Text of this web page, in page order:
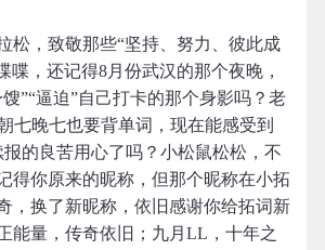
松，致敬那些“坚持、努力、彼此成
，还记得8月份武汉的那个夜晚，
”“逼迫”自己打卡的那个身影吗？老
七晚七也要背单词，现在能感受到
的良苦用心了吗？小松鼠松松，不
得你原来的昵称，但那个昵称在小拓
，换了新昵称，依旧感谢你给拓词新
能量，传奇依旧；九月LL，十年之